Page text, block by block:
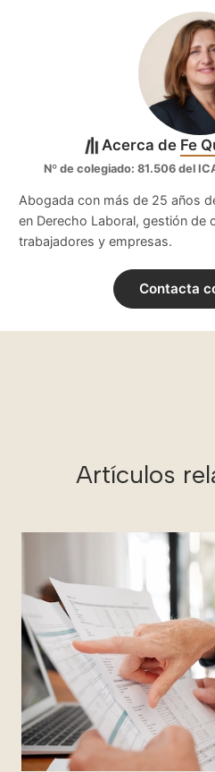
Acerca de Fe
Nº de colegiado: 81.506 del
Abogada con más de 25 años
en Derecho Laboral, gestión de
trabajadores y empresas.
Contacta
Artículos